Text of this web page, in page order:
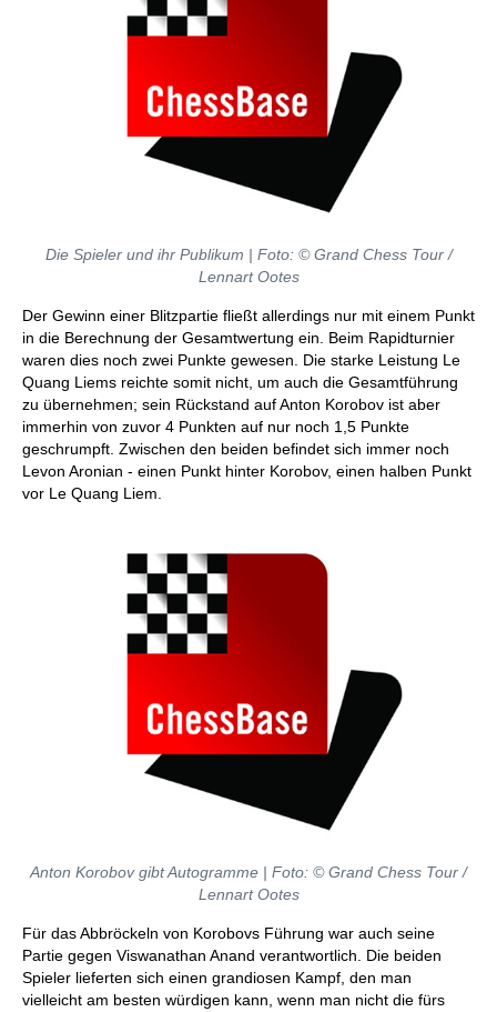
Die Spieler und ihr Publikum | Foto: © Grand Chess Tour /
Lennart Ootes
Der Gewinn einer Blitzpartie fließt allerdings nur mit einem Punkt
in die Berechnung der Gesamtwertung ein. Beim Rapidturnier
waren dies noch zwei Punkte gewesen. Die starke Leistung Le
Quang Liems reichte somit nicht, um auch die Gesamtführung
zu übernehmen; sein Rückstand auf Anton Korobov ist aber
immerhin von zuvor 4 Punkten auf nur noch 1,5 Punkte
geschrumpft. Zwischen den beiden befindet sich immer noch
Levon Aronian - einen Punkt hinter Korobov, einen halben Punkt
vor Le Quang Liem.
Anton Korobov gibt Autogramme | Foto: © Grand Chess Tour /
Lennart Ootes
Für das Abbröckeln von Korobovs Führung war auch seine
Partie gegen Viswanathan Anand verantwortlich. Die beiden
Spieler lieferten sich einen grandiosen Kampf, den man
vielleicht am besten würdigen kann, wenn man nicht die fürs